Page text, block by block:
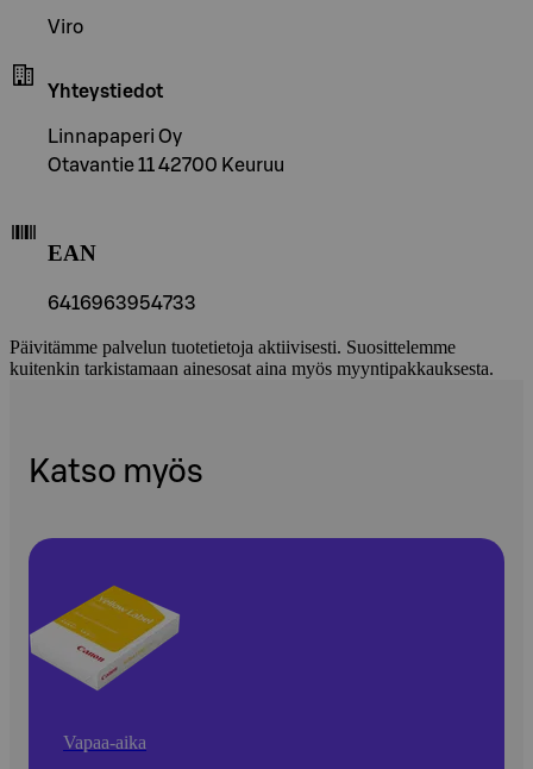
Viro
Yhteystiedot
Linnapaperi Oy
Otavantie 11 42700 Keuruu
EAN
6416963954733
Päivitämme palvelun tuotetietoja aktiivisesti. Suosittelemme
kuitenkin tarkistamaan ainesosat aina myös myyntipakkauksesta.
Katso myös
Vapaa-aika